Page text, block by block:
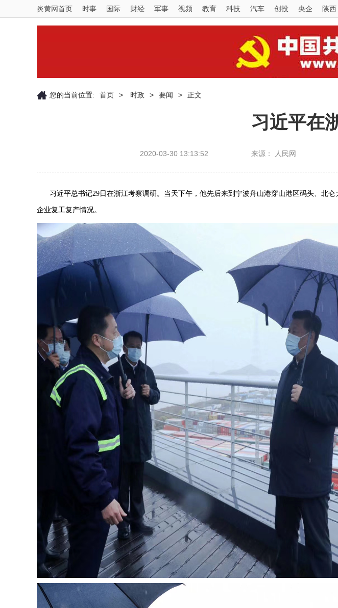
炎黄网首页 时事 国际 财经 军事 视频 教育 科技 汽车 创投 央企 陕西
您的当前位置: 首页 > 时政 > 要闻 > 正文
习近平在
2020-03-30 13:13:52 来源： 人民网
习近平总书记29日在浙江考察调研。当天下午，他先后来到宁波舟山港穿山港区码头、北
企业复工复产情况。